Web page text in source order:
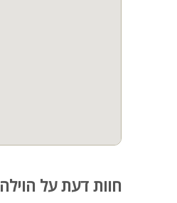
חוות דעת על הוילה